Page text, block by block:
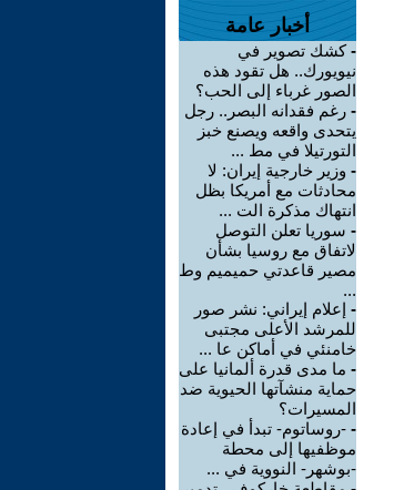
أخبار عامة
-كشك تصوير في
نيويورك.. هل تقود هذه
الصور غرباء إلى الحب؟
- رغم فقدانه البصر.. رجل
يتحدى واقعه ويصنع خبز
التورتيلا في مط ...
- وزير خارجية إيران: لا
محادثات مع أمريكا بظل
انتهاك مذكرة الت ...
- سوريا تعلن التوصل
لاتفاق مع روسيا بشأن
مصير قاعدتي حميميم وط
...
- إعلام إيراني: نشر صور
للمرشد الأعلى مجتبى
خامنئي في أماكن عا ...
- ما مدى قدرة ألمانيا على
حماية منشآتها الحيوية ضد
المسيرات؟
- -روساتوم- تبدأ في إعادة
موظفيها إلى محطة
-بوشهر- النووية في ...